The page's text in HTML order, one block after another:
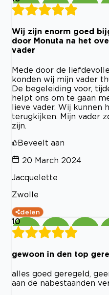
Wij zijn enorm goed
door Monuta na het
vader
Mede door de
konden wij mijn vader
De begeleiding voor,
helpt ons om te gaan
lieve vader. Wij kunnen
terugkijken. Mijn vader
zijn.
Beveelt aan
20 March 2024
Jacquelette
Zwolle
delen
10
gewoon in den top
alles goed geregeld,
aan de nabestaanden